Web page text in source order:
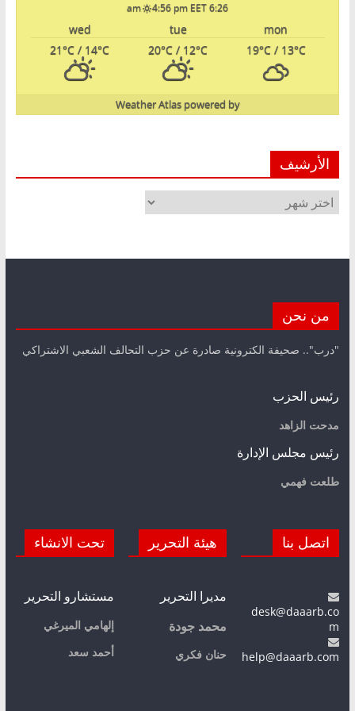
6:26 am
4:56 pm EET
mon
tue
wed
19°C/ 13°C
20°C / 12°C
21°C / 14°C
powered by
Weather Atlas
الأرشيف
الأرشيف
من نحن
"درب".. صحيفة الكترونية صادرة عن حزب التحالف الشعبي الاشتراكي
رئيس الحزب
مدحت الزاهد
رئيس مجلس الإدارة
طلعت فهمي
اتصل بنا
desk@daaarb.co
m
help@daaarb.com
هيئة التحرير
مديرا التحرير
محمد جودة
حنان فكري
تحت الانشاء
مستشارو التحرير
إلهامي الميرغي
أحمد سعد